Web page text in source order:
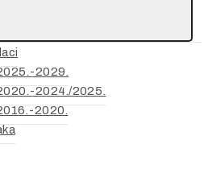
2029.
2024./2025.
2020.